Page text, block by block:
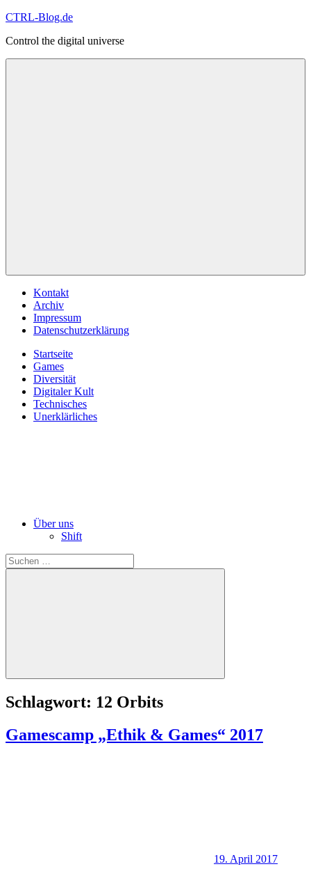
Zum
springen
CTRL-Blog.de
Control the digital universe
Kontakt
Archiv
Impressum
Datenschutzerklärung
Startseite
Games
Diversität
Digitaler Kult
Technisches
Unerklärliches
Über uns
Shift
Suchen
nach:
Suchen
Schlagwort: 12 Orbits
Gamescamp „Ethik & Games“ 2017
19. April 2017